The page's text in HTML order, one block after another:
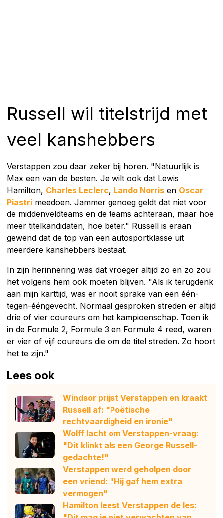
Russell wil titelstrijd met
veel kanshebbers
Verstappen zou daar zeker bij horen. "Natuurlijk is
Max een van de besten. Je wilt ook dat Lewis
Hamilton, Charles Leclerc, Lando Norris en Oscar
Piastri meedoen. Jammer genoeg geldt dat niet voor
de middenveldteams en de teams achteraan, maar hoe
meer titelkandidaten, hoe beter." Russell is eraan
gewend dat de top van een autosportklasse uit
meerdere kanshebbers bestaat.
In zijn herinnering was dat vroeger altijd zo en zo zou
het volgens hem ook moeten blijven. "Als ik terugdenk
aan mijn karttijd, was er nooit sprake van een één-
tegen-ééngevecht. Normaal gesproken streden er altijd
drie of vier coureurs om het kampioenschap. Toen ik
in de Formule 2, Formule 3 en Formule 4 reed, waren
er vier of vijf coureurs die om de titel streden. Zo hoort
het te zijn."
Lees ook
Windsor prijst Verstappen en kraakt
Russell af: "Poëtische
rechtvaardigheid en ironie"
Wolff lacht om Verstappen-vraag:
"Dit klinkt als een George Russell-
gedachte!"
Verstappen werd geholpen door
een vriend: "Hij gaf hem extra
vermogen"
Hamilton leest Verstappen de les: